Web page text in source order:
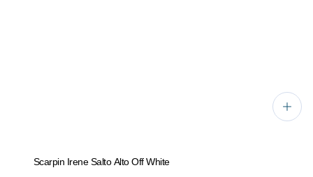
Scarpin Irene Salto Alto Off White